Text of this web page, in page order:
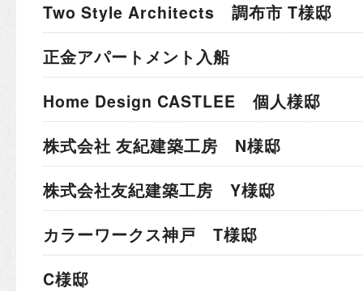
Two Style Architects 調布市 T様邸
正金アパートメント入船
Home Design CASTLEE 個人様邸
株式会社 友紀建築工房 N様邸
株式会社友紀建築工房 Y様邸
カラーワークス神戸 T様邸
C様邸